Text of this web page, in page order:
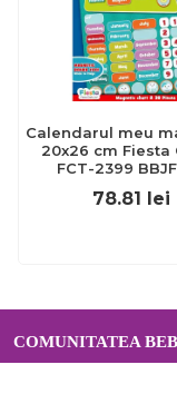
Calendarul meu
20x26 cm Fiesta
FCT-2399
2399_Initiala
78.81 lei
COMUNITATEA